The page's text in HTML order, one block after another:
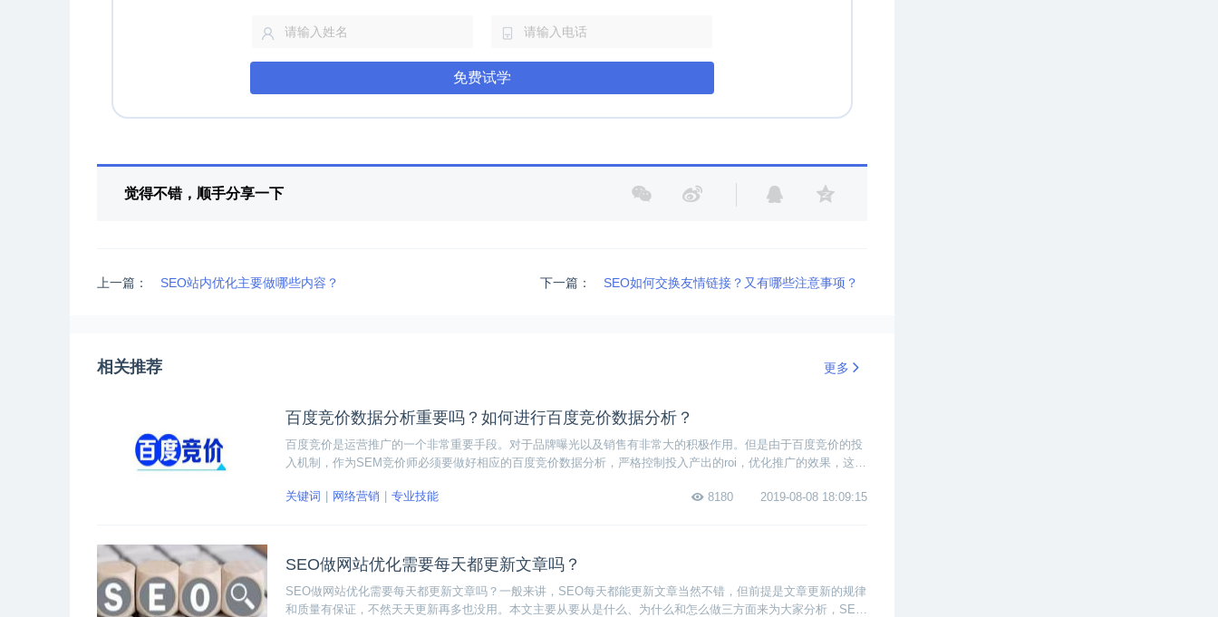
免费试学
觉得不错，顺手分享一下
上一篇： SEO站内优化主要做哪些内容？ 下一篇： SEO如何交换友情链接？又有哪些注意事项？
相关推荐 更多
百度竞价数据分析重要吗？如何进行百度竞价数据分析？
百度竞价是运营推广的一个非常重要手段。对于品牌曝光以及销售有非常大的积极作用。但是由于百度竞价的投
入机制，作为SEM竞价师必须要做好相应的百度竞价数据分析，严格控制投入产出的roi，优化推广的效果，这样
析呢？
8180 2019-08-08 18:09:15
关键词 网络营销 专业技能
SEO做网站优化需要每天都更新文章吗？
SEO做网站优化需要每天都更新文章吗？一般来讲，SEO每天都能更新文章当然不错，但前提是文章更新的规律
和质量有保证，不然天天更新再多也没用。本文主要从要从是什么、为什么和怎么做三方面来为大家分析，SEO